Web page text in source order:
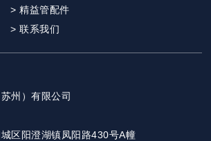
> 精益管配件
> 联系我们
州）有限公司
区阳澄湖镇凤阳路430号A幢